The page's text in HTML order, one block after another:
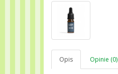
Opis Opinie (0)